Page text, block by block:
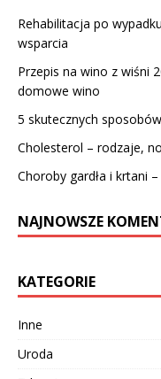
Rehabilitacja po
wsparcia
Przepis na wino z wiśni
domowe wino
5 skutecznych
Cholesterol – rodzaje,
Choroby gardła i krtani
NAJNOWSZE
KATEGORIE
Inne
Uroda